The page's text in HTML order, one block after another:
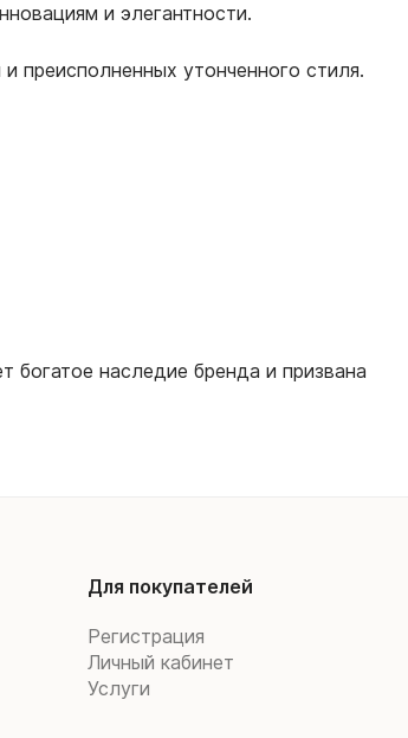
и элегантности.
преисполненных утонченного стиля.
наследие бренда и призвана
Для покупателей
Регистрация
Личный кабинет
Услуги